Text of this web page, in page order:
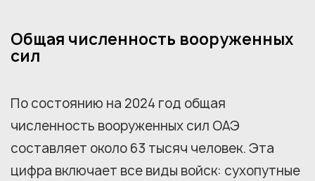
Общая численность вооруженных
сил
По состоянию на 2024 год общая
численность вооруженных сил ОАЭ
составляет около 63 тысяч человек. Эта
цифра включает все виды войск: сухопутные